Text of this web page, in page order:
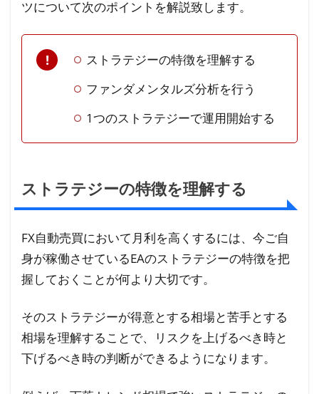
析を
行う
1.3
始す
る
2
FX
自
動
買
運
用
ツについて次のポイントを解説致します。
ストラテジーの特徴を理解する
ファンダメンタルズ分析を行う
1つのストラテジーで運用開始する
ストラテジーの特徴を理解する
FX自動売買において月利を高くするには、今ご自
身が稼働させているEAのストラテジーの特徴を把
握しておくことが何より大切です。
そのストラテジーが得意とする相場と苦手とする
相場を理解することで、リスクを上げるべき時と
下げるべき時の判断ができるようになります。